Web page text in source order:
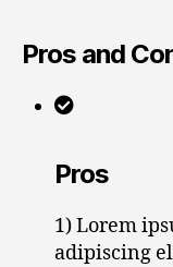
Pros and
Pros
1) Lorem
adipiscing